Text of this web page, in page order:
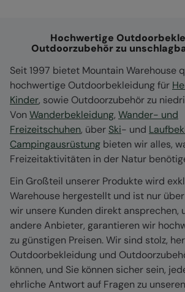
Hochwertige
Outdoorzubehör zu
Seit 1997 bietet Mountain Warehouse
hochwertige Outdoorbekleidung für
Kinder, sowie Outdoorzubehör zu
Von Wanderbekleidung, Wander- und
Freizeitschuhen, über Ski- und
Campingausrüstung bieten wir alles,
Freizeitaktivitäten in der Natur
Ein Großteil unserer Produkte wird
Warehouse hergestellt und ist nur
wir unsere Kunden direkt ansprechen,
andere Anbieter, garantieren wir
zu günstigen Preisen. Wir sind stolz,
Outdoorbekleidung und
können, und Sie können sicher sein,
ehrliche Antwort auf Fragen zu